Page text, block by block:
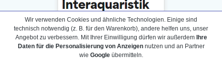
Wir verwenden Cookies und ähnliche Technologien. Einige sind
technisch notwendig (z. B. für den Warenkorb), andere helfen uns, unser
Angebot zu verbessern. Mit Ihrer Einwilligung dürfen wir außerdem Ihre
Daten für die Personalisierung von Anzeigennutzen und an Partner
wie Googleübermitteln.